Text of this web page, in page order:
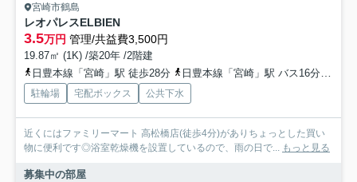
宮崎市鶴島
レオパレスELBIEN
3.5万円 管理/共益費3,500円
19.87㎡ (1K) /築20年 /2階建
日豊本線「宮崎」駅 徒歩28分
日豊本線「宮崎」駅 バス16分 「水道局前」 停歩3分
駐輪場 宅配ボックス 公共下水
近くにはファミリーマート 高松橋店(徒歩4分)がありちょっとした買い
物に便利です◎浴室乾燥機を設置しているので、雨の日で...
もっと見る
募集中の部屋